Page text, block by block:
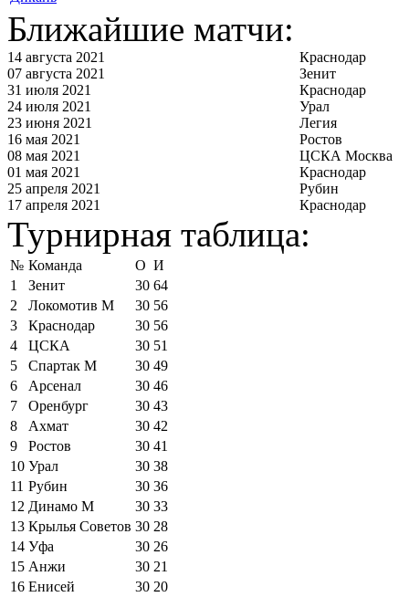
Ближайшие матчи:
14 августа 2021
Краснодар
07 августа 2021
Зенит
31 июля 2021
Краснодар
24 июля 2021
Урал
23 июня 2021
Легия
16 мая 2021
Ростов
08 мая 2021
ЦСКА Москва
01 мая 2021
Краснодар
25 апреля 2021
Рубин
17 апреля 2021
Краснодар
Турнирная таблица:
№ Команда О И
1
Зенит 30 64
2
Локомотив М 30 56
3
Краснодар 30 56
4
ЦСКА 30 51
5
Спартак М 30 49
6
Арсенал 30 46
7
Оренбург 30 43
8
Ахмат 30 42
9
Ростов 30 41
10 Урал 30 38
11 Рубин 30 36
12 Динамо М 30 33
13 Крылья Советов 30 28
14 Уфа 30 26
15 Анжи 30 21
16 Енисей 30 20